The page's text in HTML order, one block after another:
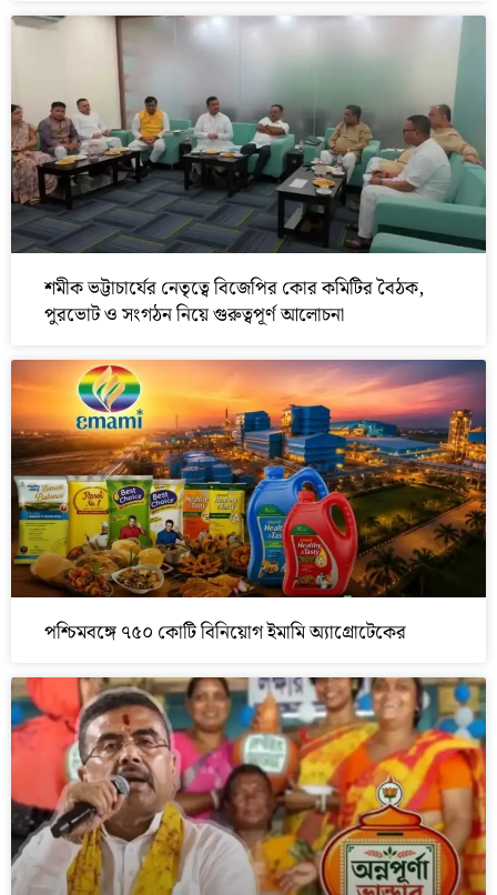
শমীক ভট্টাচার্যের নেতৃত্বে বিজেপির কোর কমিটির বৈঠক,
পুরভোট ও সংগঠন নিয়ে গুরুত্বপূর্ণ আলোচনা
পশ্চিমবঙ্গে ৭৫০ কোটি বিনিয়োগ ইমামি অ্যাগ্রোটেকের